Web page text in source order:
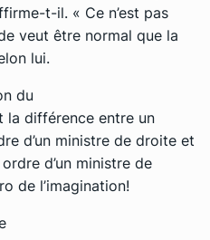
t-il. « Ce n’est pas
veut être normal que la
lui.
du
la différence entre un
d’un ministre de droite et
d’un ministre de
de l’imagination!